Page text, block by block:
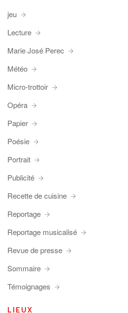
jeu
Lecture
Marie José Perec
Météo
Micro-trottoir
Opéra
Papier
Poésie
Portrait
Publicité
Recette de cuisine
Reportage
Reportage musicalisé
Revue de presse
Sommaire
Témoignages
LIEUX